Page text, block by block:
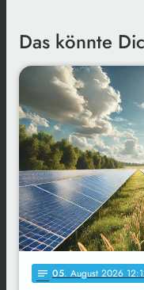
Das könnte
notes 05. August 2026